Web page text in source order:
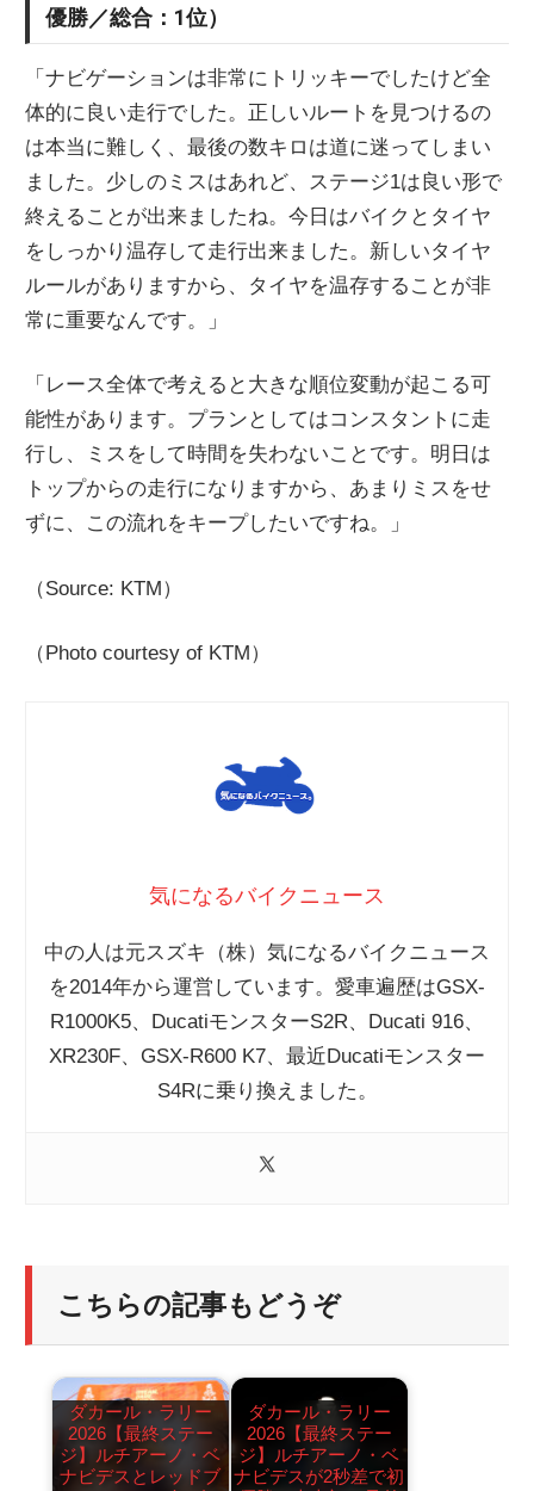
優勝／総合：1位）
「ナビゲーションは非常にトリッキーでしたけど全
体的に良い走行でした。正しいルートを見つけるの
は本当に難しく、最後の数キロは道に迷ってしまい
ました。少しのミスはあれど、ステージ1は良い形で
終えることが出来ましたね。今日はバイクとタイヤ
をしっかり温存して走行出来ました。新しいタイヤ
ルールがありますから、タイヤを温存することが非
常に重要なんです。」
「レース全体で考えると大きな順位変動が起こる可
能性があります。プランとしてはコンスタントに走
行し、ミスをして時間を失わないことです。明日は
トップからの走行になりますから、あまりミスをせ
ずに、この流れをキープしたいですね。」
（Source: KTM）
（Photo courtesy of KTM）
気になるバイクニュース
中の人は元スズキ（株）気になるバイクニュース
を2014年から運営しています。愛車遍歴はGSX-
R1000K5、DucatiモンスターS2R、Ducati 916、
XR230F、GSX-R600 K7、最近Ducatiモンスター
S4Rに乗り換えました。
こちらの記事もどうぞ
ダカール・ラリー
2026【最終ステー
ジ】ルチアーノ・ベ
ナビデスとレッドブ
ダカール・ラリー
2026【最終ステー
ジ】ルチアーノ・ベ
ナビデスが2秒差で初